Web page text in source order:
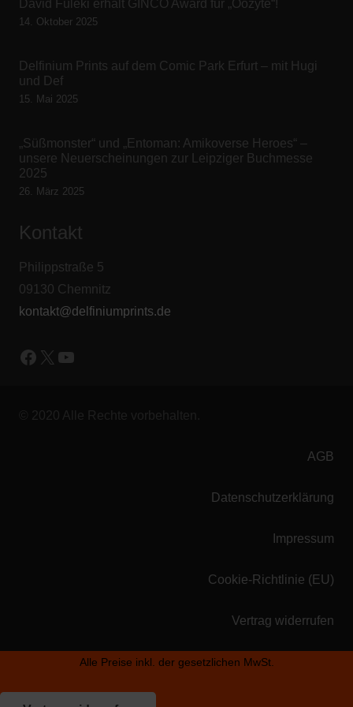
David Füleki erhält GINCO Award für „Oozyte“!
14. Oktober 2025
Delfinium Prints auf dem Comic Park Erfurt – mit Hugi
und Def
15. Mai 2025
„Süßmonster“ und „Entoman: Amikoverse Heroes“ –
unsere Neuerscheinungen zur Leipziger Buchmesse
2025
26. März 2025
Kontakt
Philippstraße 5
09130 Chemnitz
kontakt@delfiniumprints.de
Facebook
X YouTube
© 2020 Alle Rechte vorbehalten.
AGB
Datenschutzerklärung
Impressum
Cookie-Richtlinie (EU)
Vertrag widerrufen
Alle Preise inkl. der gesetzlichen MwSt.